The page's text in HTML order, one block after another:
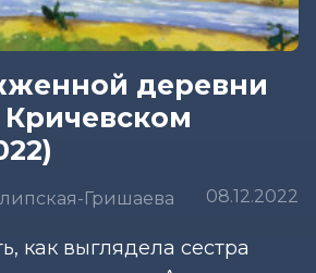
деревни
Гришаева 08.12.2022
как выглядела сестра